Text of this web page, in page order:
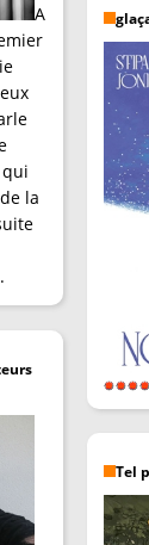
A
la
Tel